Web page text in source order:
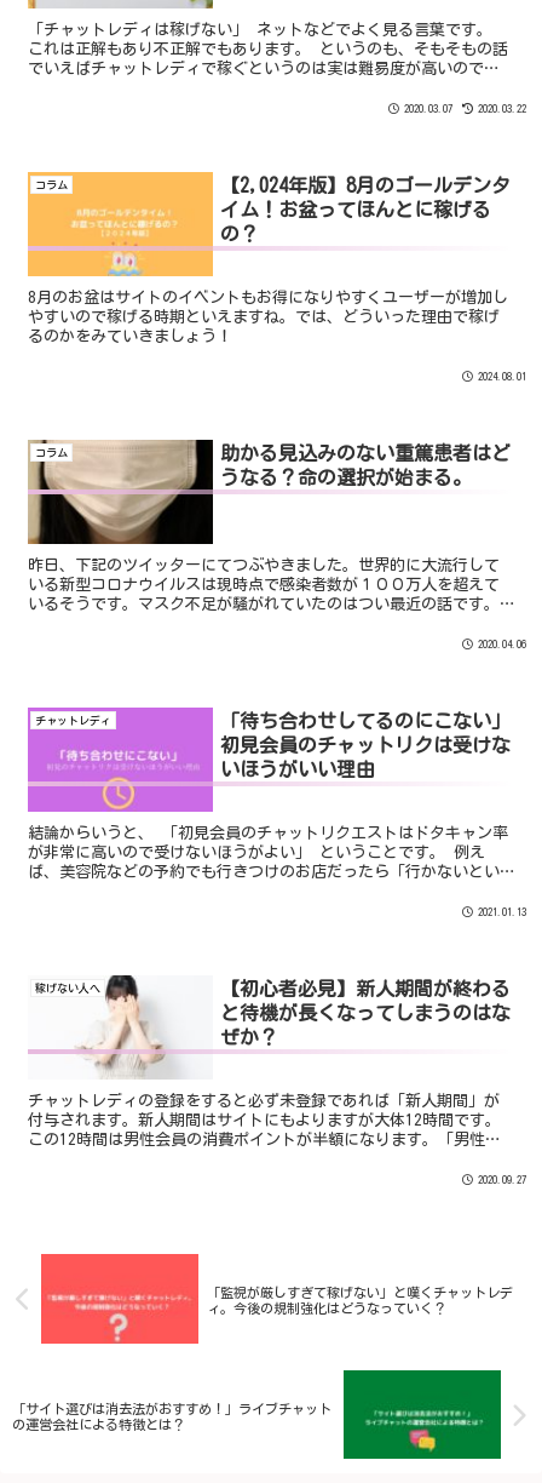
「チャットレディは稼げない」 ネットなどでよく見る言葉です。
これは正解もあり不正解でもあります。 というのも、そもそもの話
でいえばチャットレディで稼ぐというのは実は難易度が高いので
2020.03.07 2020.03.22
コラム
【2,024年版】8月のゴールデンタ
イム！お盆ってほんとに稼げる
の？
8月のお盆はサイトのイベントもお得になりやすくユーザーが増加し
やすいので稼げる時期といえますね。では、どういった理由で稼げ
るのかをみていきましょう！
2024.08.01
コラム
助かる見込みのない重篤患者はど
うなる？命の選択が始まる。
昨日、下記のツイッターにてつぶやきました。世界的に大流行して
いる新型コロナウイルスは現時点で感染者数が１００万人を超えて
いるそうです。マスク不足が騒がれていたのはつい最近の話です。
2020.04.06
チャットレディ
「待ち合わせしてるのにこない」
初見会員のチャットリクは受けな
いほうがいい理由
結論からいうと、 「初見会員のチャットリクエストはドタキャン率
が非常に高いので受けないほうがよい」 ということです。 例え
ば、美容院などの予約でも行きつけのお店だったら「行かないとい
2021.01.13
稼げない人へ
【初心者必見】新人期間が終わる
と待機が長くなってしまうのはな
ぜか？
チャットレディの登録をすると必ず未登録であれば「新人期間」が
付与されます。新人期間はサイトにもよりますが大体12時間です。
この12時間は男性会員の消費ポイントが半額になります。「男性会
2020.09.27
「監視が厳しすぎて稼げない」と嘆くチャットレデ
ィ。今後の規制強化はどうなっていく？
「サイト選びは消去法がおすすめ！」ライブチャット
の運営会社による特徴とは？